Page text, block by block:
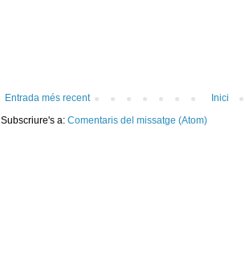
Entrada més recent
Inici
Subscriure's a: Comentaris del missatge (Atom)